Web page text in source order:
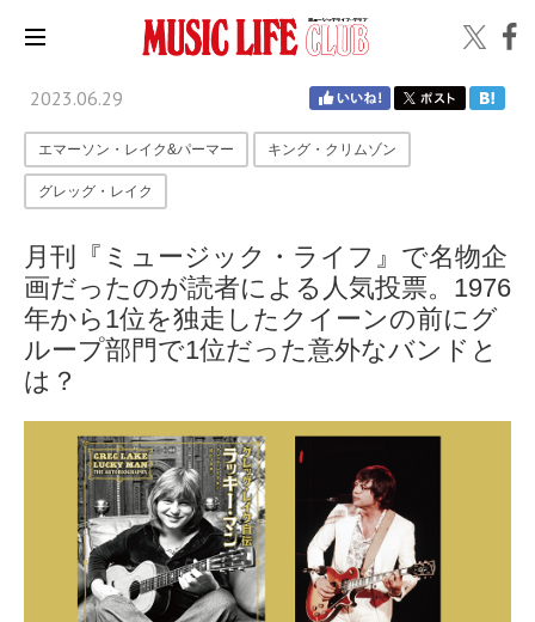
2023.06.29
エマーソン・レイク&パーマー キング・クリムゾン
グレッグ・レイク
月刊『ミュージック・ライフ』で名物企
画だったのが読者による人気投票。1976
年から1位を独走したクイーンの前にグ
ループ部門で1位だった意外なバンドと
は？